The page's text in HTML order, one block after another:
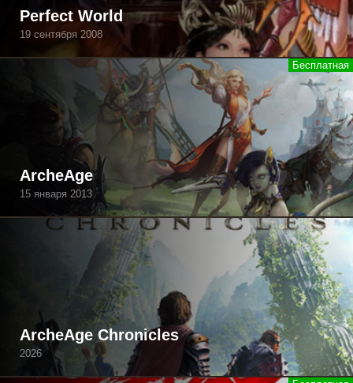
Perfect World
19 сентября 2008
ArcheAge
15 января 2013
ArcheAge Chronicles
2026